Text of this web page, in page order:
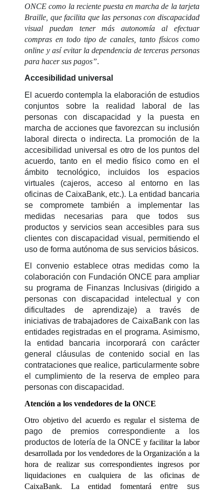
ONCE como la reciente puesta en marcha de la tarjeta
Braille, que facilita que las personas con discapacidad
visual puedan tener más autonomía al efectuar
compras en todo tipo de canales, tanto físicos como
online y así evitar la dependencia de terceras personas
para hacer sus pagos”.
Accesibilidad universal
El acuerdo contempla la elaboración de estudios
conjuntos sobre la realidad laboral de las
personas con discapacidad y la puesta en
marcha de acciones que favorezcan su inclusión
laboral directa o indirecta. La promoción de la
accesibilidad universal es otro de los puntos del
acuerdo, tanto en el medio físico como en el
ámbito tecnológico, incluidos los espacios
virtuales (cajeros, acceso al entorno en las
oficinas de CaixaBank, etc.). La entidad bancaria
se compromete también a implementar las
medidas necesarias para que todos sus
productos y servicios sean accesibles para sus
clientes con discapacidad visual, permitiendo el
uso de forma autónoma de sus servicios básicos.
El convenio establece otras medidas como la
colaboración con Fundación ONCE para ampliar
su programa de Finanzas Inclusivas (dirigido a
personas con discapacidad intelectual y con
dificultades de aprendizaje) a través de
iniciativas de trabajadores de CaixaBank con las
entidades registradas en el programa. Asimismo,
la entidad bancaria incorporará con carácter
general cláusulas de contenido social en las
contrataciones que realice, particularmente sobre
el cumplimiento de la reserva de empleo para
personas con discapacidad.
Atención a los vendedores de la ONCE
Otro objetivo del acuerdo es regular elsistema de
pago de premios correspondiente a los
productos de lotería de la ONCE y facilitar la labor
desarrollada por los vendedores de la Organización a la
hora de realizar sus correspondientes ingresos por
liquidaciones en cualquiera de las oficinas de
CaixaBank. La entidad fomentará entre sus